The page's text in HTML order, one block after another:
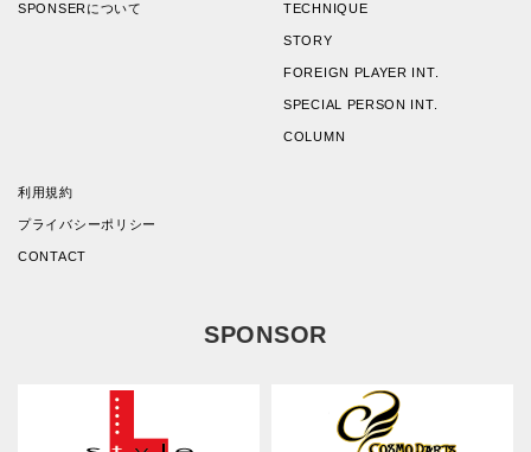
SPONSERについて TECHNIQUE
STORY
FOREIGN PLAYER INT.
SPECIAL PERSON INT.
COLUMN
利用規約
プライバシーポリシー
CONTACT
SPONSOR